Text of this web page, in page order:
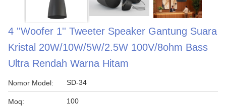
4 ''Woofer 1'' Tweeter Speaker Gantung Suara
Kristal 20W/10W/5W/2.5W 100V/8ohm Bass
Ultra Rendah Warna Hitam
Nomor Model: SD-34
Moq: 100